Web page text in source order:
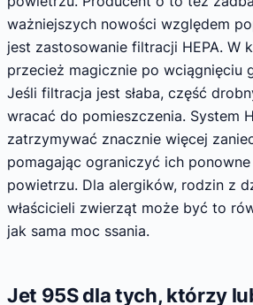
ważniejszych nowości względem
jest zastosowanie filtracji HEPA. W
przecież magicznie po wciągnięciu
Jeśli filtracja jest słaba, część
wracać do pomieszczenia. System
zatrzymywać znacznie więcej
pomagając ograniczyć ich
powietrzu. Dla alergików, rodzin z
właścicieli zwierząt może być to
jak sama moc ssania.
Jet 95S dla tych, którzy